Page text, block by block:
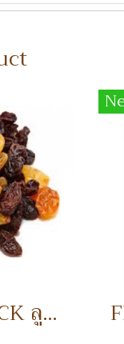
RAISIN BLACK ลูกเกดดำ